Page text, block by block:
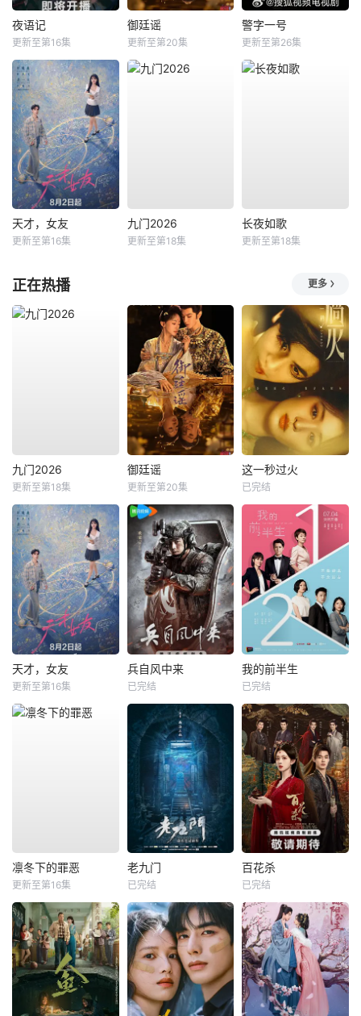
夜语记
更新至第16集
御廷谣
更新至第20集
警字一号
更新至第26集
天才，女友
更新至第16集
九门2026
更新至第18集
长夜如歌
更新至第18集
正在热播 更多
九门2026
更新至第18集
御廷谣
更新至第20集
这一秒过火
已完结
天才，女友
更新至第16集
兵自风中来
已完结
我的前半生
已完结
凛冬下的罪恶
更新至第16集
老九门
已完结
百花杀
已完结